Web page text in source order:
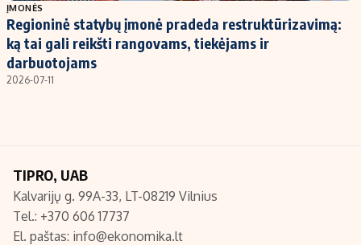
ĮMONĖS
Regioninė statybų įmonė pradeda restruktūrizavimą:
ką tai gali reikšti rangovams, tiekėjams ir
darbuotojams
2026-07-11
TIPRO, UAB
Kalvarijų g. 99A-33, LT-08219 Vilnius
Tel.: +370 606 17737
El. paštas: info@ekonomika.lt